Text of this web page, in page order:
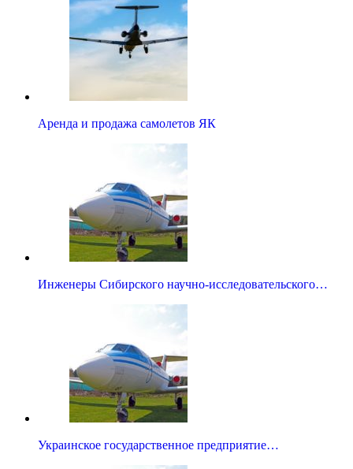
Аренда и продажа самолетов ЯК
Инженеры Сибирского научно-исследовательского…
Украинское государственное предприятие…